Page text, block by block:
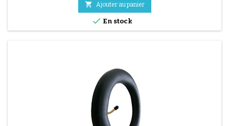
(1 avis)
 Ajouter au panier
 En stock